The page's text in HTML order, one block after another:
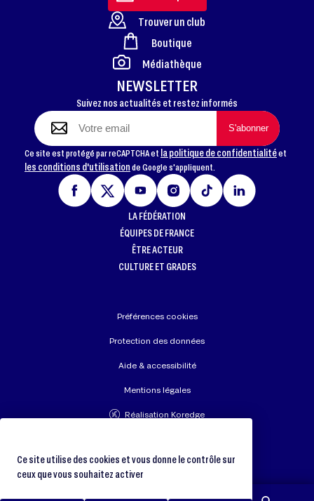
FOOTER
NEWSLETTER
Suivez nos actualités et restez informés
Ce site est protégé par reCAPTCHA et la politique de confidentialitéet
les conditions d'utilisationde Google s'appliquent.
Trouver un club
Boutique
Médiathèque
LA FÉDÉRATION
ÉQUIPES DE FRANCE
ÊTRE ACTEUR
CULTURE ET GRADES
Préférences cookies
Protection des données
Aide & accessibilité
Mentions légales
Réalisation Koredge
Ce site utilise des cookies et vous donne le contrôle sur
ceux que vous souhaitez activer